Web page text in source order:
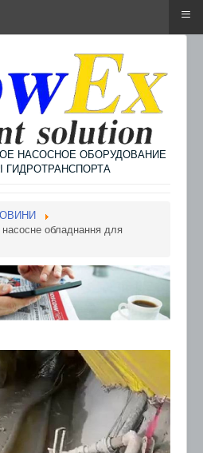
НАСОСНОЕ ОБОРУДОВАНИЕ
ГИДРОТРАНСПОРТА
обладнання для
≡
≡